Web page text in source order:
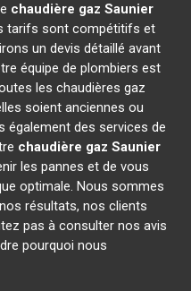
chaudière gaz Saunier
tarifs sont compétitifs et
un devis détaillé avant
équipe de plombiers est
les chaudières gaz
soient anciennes ou
également des services de
chaudière gaz Saunier
les pannes et de vous
optimale. Nous sommes
résultats, nos clients
pas à consulter nos avis
pourquoi nous